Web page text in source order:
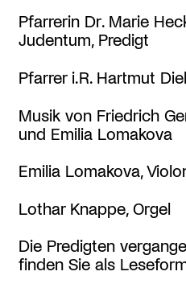
Pfarrerin Dr. Marie
Judentum, Predigt
Pfarrer i.R. Hartmut
Musik von Friedrich
und Emilia Lomakova
Emilia Lomakova,
Lothar Knappe, Orgel
Die Predigten
finden Sie als